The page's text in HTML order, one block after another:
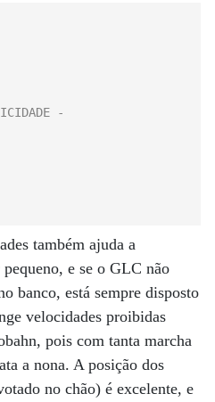
também ajuda a
e se o GLC não
banco, está sempre disposto
velocidades proibidas
pois com tanta marcha
a nona. A posição dos
no chão) é excelente, e